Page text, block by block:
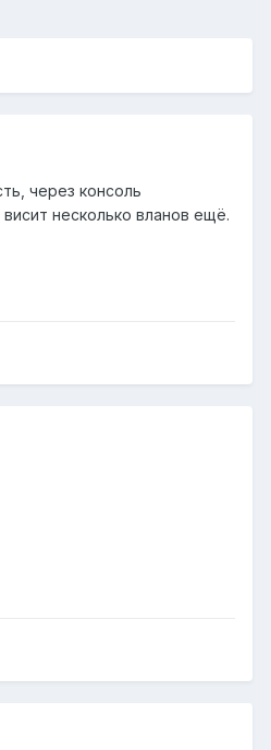
через консоль
несколько вланов ещё.